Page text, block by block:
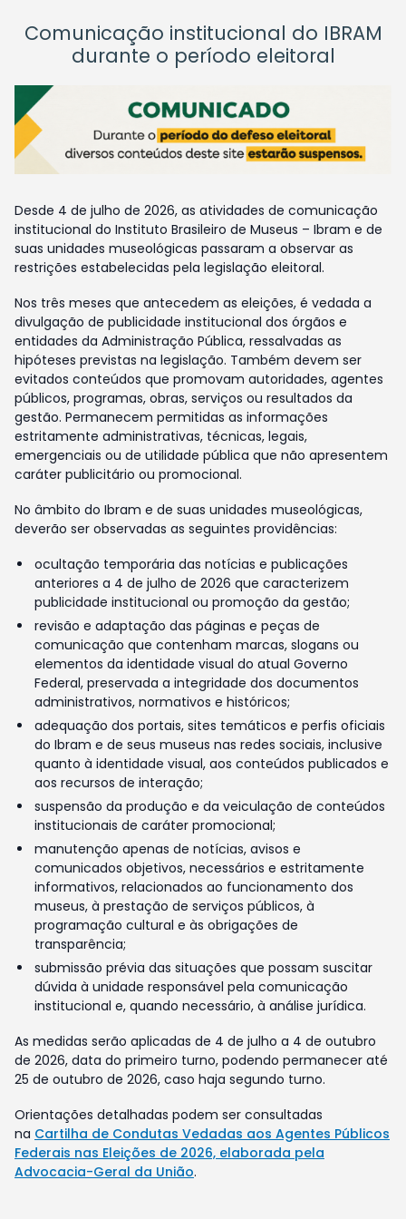
Comunicação institucional do IBRAM
durante o período eleitoral
Desde 4 de julho de 2026, as atividades de comunicação
institucional do Instituto Brasileiro de Museus – Ibram e de
suas unidades museológicas passaram a observar as
restrições estabelecidas pela legislação eleitoral.
Nos três meses que antecedem as eleições, é vedada a
divulgação de publicidade institucional dos órgãos e
entidades da Administração Pública, ressalvadas as
hipóteses previstas na legislação. Também devem ser
evitados conteúdos que promovam autoridades, agentes
públicos, programas, obras, serviços ou resultados da
gestão. Permanecem permitidas as informações
estritamente administrativas, técnicas, legais,
emergenciais ou de utilidade pública que não apresentem
caráter publicitário ou promocional.
No âmbito do Ibram e de suas unidades museológicas,
deverão ser observadas as seguintes providências:
ocultação temporária das notícias e publicações
anteriores a 4 de julho de 2026 que caracterizem
publicidade institucional ou promoção da gestão;
revisão e adaptação das páginas e peças de
comunicação que contenham marcas, slogans ou
elementos da identidade visual do atual Governo
Federal, preservada a integridade dos documentos
administrativos, normativos e históricos;
adequação dos portais, sites temáticos e perfis oficiais
do Ibram e de seus museus nas redes sociais, inclusive
quanto à identidade visual, aos conteúdos publicados e
aos recursos de interação;
suspensão da produção e da veiculação de conteúdos
institucionais de caráter promocional;
manutenção apenas de notícias, avisos e
comunicados objetivos, necessários e estritamente
informativos, relacionados ao funcionamento dos
museus, à prestação de serviços públicos, à
programação cultural e às obrigações de
transparência;
submissão prévia das situações que possam suscitar
dúvida à unidade responsável pela comunicação
institucional e, quando necessário, à análise jurídica.
As medidas serão aplicadas de 4 de julho a 4 de outubro
de 2026, data do primeiro turno, podendo permanecer até
25 de outubro de 2026, caso haja segundo turno.
Orientações detalhadas podem ser consultadas
na Cartilha de Condutas Vedadas aos Agentes Públicos
Federais nas Eleições de 2026, elaborada pela
Advocacia-Geral da União.